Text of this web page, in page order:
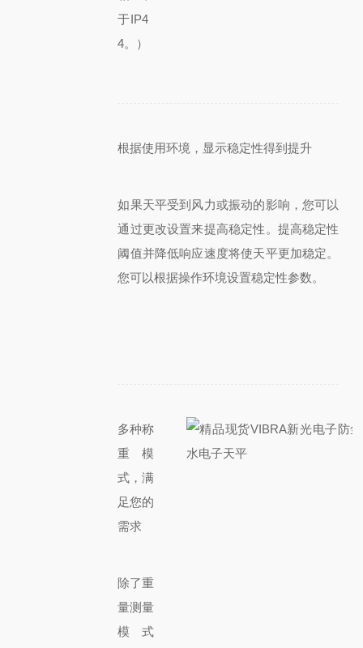
于IP4
4。）
根据使用环境，显示稳定性得到提升
如果天平受到风力或振动的影响，您可以
通过更改设置来提高稳定性。提高稳定性
阈值并降低响应速度将使天平更加稳定。
您可以根据操作环境设置稳定性参数。
多种称
重模
式，满
足您的
需求
除了重
量测量
模式